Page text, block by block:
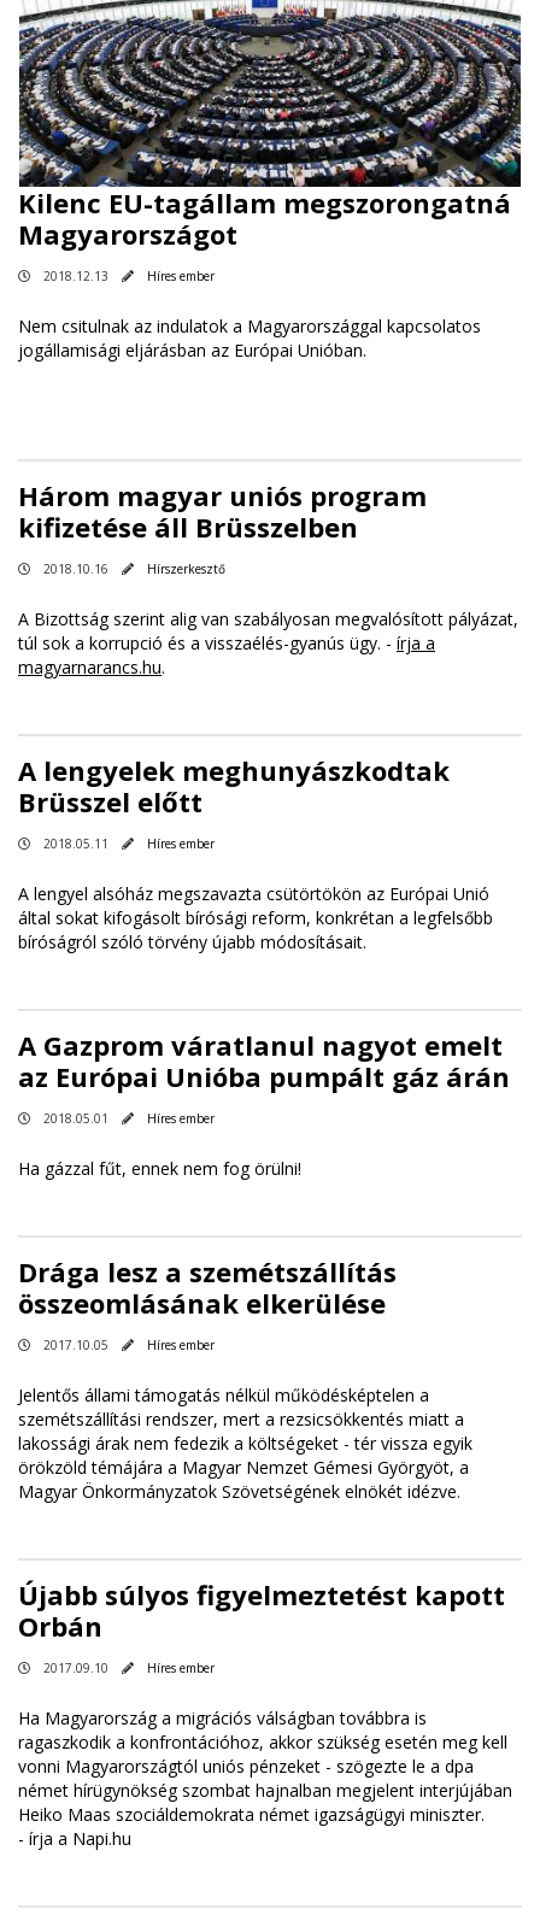
Kilenc EU-tagállam megszorongatná
Magyarországot
2018.12.13 Híres ember
Nem csitulnak az indulatok a Magyarországgal kapcsolatos
jogállamisági eljárásban az Európai Unióban.
Három magyar uniós program
kifizetése áll Brüsszelben
2018.10.16 Hírszerkesztő
A Bizottság szerint alig van szabályosan megvalósított pályázat,
túl sok a korrupció és a visszaélés-gyanús ügy. - írja a
magyarnarancs.hu.
A lengyelek meghunyászkodtak
Brüsszel előtt
2018.05.11 Híres ember
A lengyel alsóház megszavazta csütörtökön az Európai Unió
által sokat kifogásolt bírósági reform, konkrétan a legfelsőbb
bíróságról szóló törvény újabb módosításait.
A Gazprom váratlanul nagyot emelt
az Európai Unióba pumpált gáz árán
2018.05.01 Híres ember
Ha gázzal fűt, ennek nem fog örülni!
Drága lesz a szemétszállítás
összeomlásának elkerülése
2017.10.05 Híres ember
Jelentős állami támogatás nélkül működésképtelen a
szemétszállítási rendszer, mert a rezsicsökkentés miatt a
lakossági árak nem fedezik a költségeket - tér vissza egyik
örökzöld témájára a Magyar Nemzet Gémesi Györgyöt, a
Magyar Önkormányzatok Szövetségének elnökét idézve.
Újabb súlyos figyelmeztetést kapott
Orbán
2017.09.10 Híres ember
Ha Magyarország a migrációs válságban továbbra is
ragaszkodik a konfrontációhoz, akkor szükség esetén meg kell
vonni Magyarországtól uniós pénzeket - szögezte le a dpa
német hírügynökség szombat hajnalban megjelent interjújában
Heiko Maas szociáldemokrata német igazságügyi miniszter.
- írja a Napi.hu